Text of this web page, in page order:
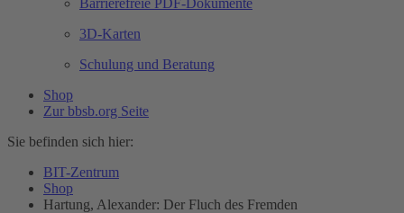
Barrierefreie PDF-Dokumente
3D-Karten
Schulung und Beratung
Shop
Zur bbsb.org Seite
Sie befinden sich hier:
BIT-Zentrum
Shop
Hartung, Alexander: Der Fluch des Fremden